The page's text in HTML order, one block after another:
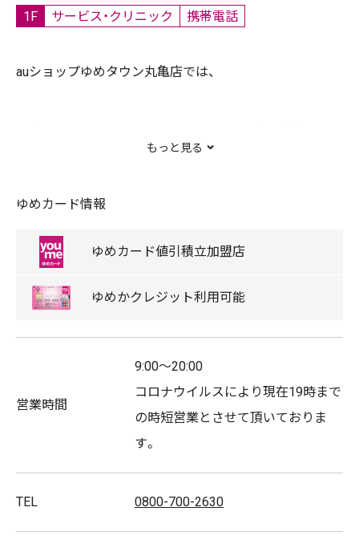
1F サービス・クリニック 携帯電話
auショップゆめタウン丸亀店では、
ンナップを取り揃えております。
また携帯電話の販売だけでなくお客様のライフスタイル
に応じたサービスのご案内もさせて頂いております。
あなたの街の総合ライフスタイル窓口へ。
※ただいま新型コロナウイルスの対策のため検温と手の
消毒にご協力頂いております。
取扱商品
携帯電話 スマートフォン Apple watchなどのスマート
もっと見る
ゆめカード情報
ゆめカード値引積立加盟店
ゆめかクレジット利用可能
営業時間
9:00～20:00
コロナウイルスにより現在19時まで
の時短営業とさせて頂いておりま
す。
TEL 0800-700-2630